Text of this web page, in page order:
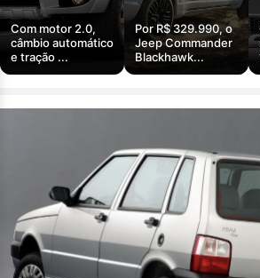
Com motor 2.0,
câmbio automático
e tração ...
Por R$ 329.990, o
Jeep Commander
Blackhawk...